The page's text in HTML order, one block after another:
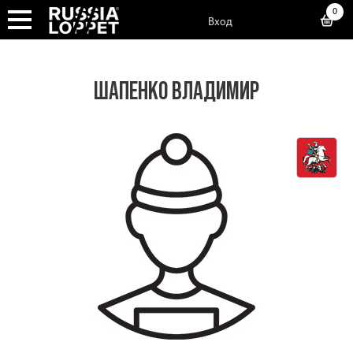
Вход
0
ШАПЕНКО ВЛАДИМИР